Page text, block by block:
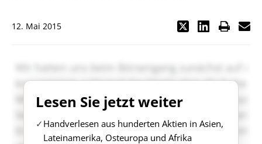
12. Mai 2015
Lesen Sie jetzt weiter
Handverlesen aus hunderten Aktien in Asien,
Lateinamerika, Osteuropa und Afrika